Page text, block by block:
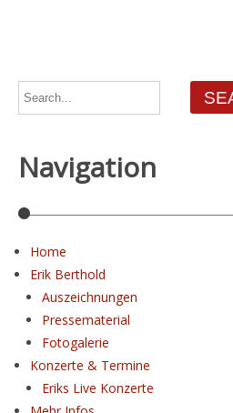
Navigation
Home
Erik Berthold
Auszeichnungen
Pressematerial
Fotogalerie
Konzerte & Termine
Eriks Live Konzerte